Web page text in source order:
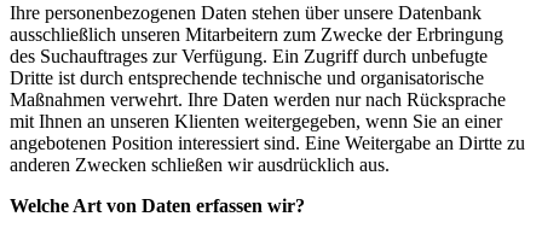
Ihre personenbezogenen Daten stehen über unsere Datenbank
ausschließlich unseren Mitarbeitern zum Zwecke der Erbringung
des Suchauftrages zur Verfügung. Ein Zugriff durch unbefugte
Dritte ist durch entsprechende technische und organisatorische
Maßnahmen verwehrt. Ihre Daten werden nur nach Rücksprache
mit Ihnen an unseren Klienten weitergegeben, wenn Sie an einer
angebotenen Position interessiert sind. Eine Weitergabe an Dirtte zu
anderen Zwecken schließen wir ausdrücklich aus.
Welche Art von Daten erfassen wir?